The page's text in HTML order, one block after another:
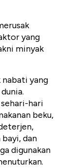
yang
minyak
nabati yang
hari
beku,
dan
digunakan